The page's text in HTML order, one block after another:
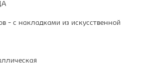
- с накладками из искусственной